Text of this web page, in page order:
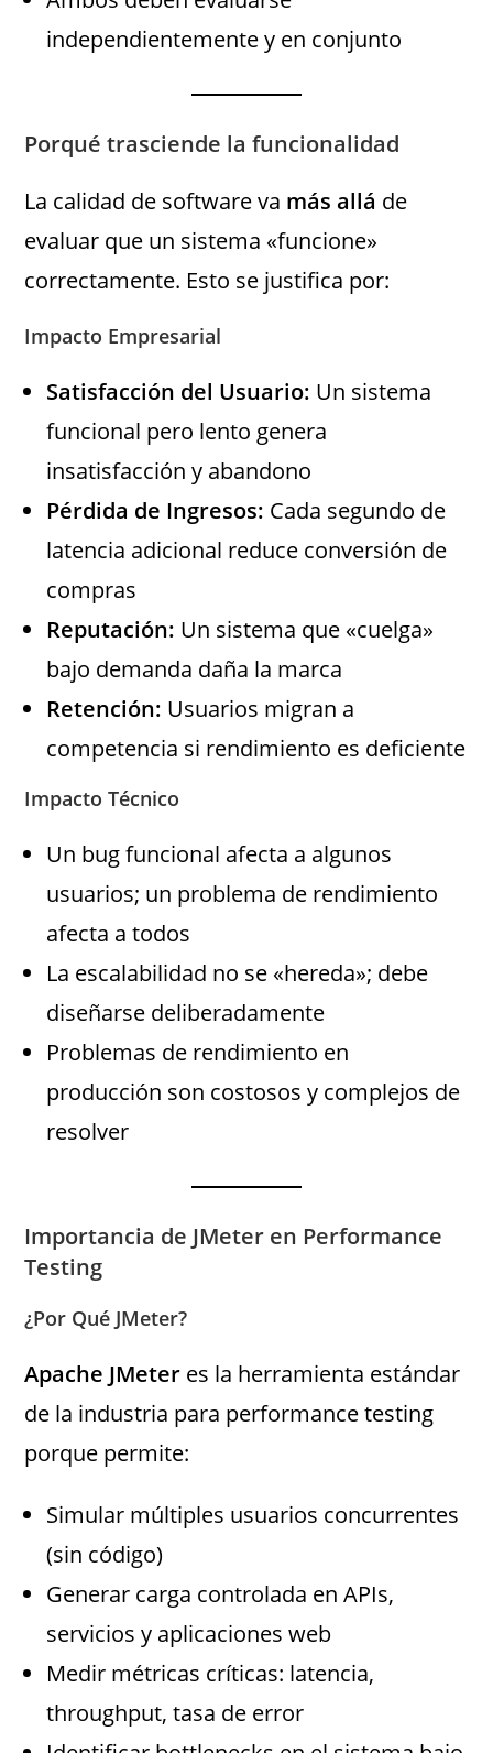
independientemente y en conjunto
Porqué trasciende la funcionalidad
La calidad de software va más allá de
evaluar que un sistema «funcione»
correctamente. Esto se justifica por:
Impacto Empresarial
Satisfacción del Usuario: Un sistema
funcional pero lento genera
insatisfacción y abandono
Pérdida de Ingresos: Cada segundo de
latencia adicional reduce conversión de
compras
Reputación: Un sistema que «cuelga»
bajo demanda daña la marca
Retención: Usuarios migran a
competencia si rendimiento es deficiente
Impacto Técnico
Un bug funcional afecta a algunos
usuarios; un problema de rendimiento
afecta a todos
La escalabilidad no se «hereda»; debe
diseñarse deliberadamente
Problemas de rendimiento en
producción son costosos y complejos de
resolver
Importancia de JMeter en Performance
Testing
¿Por Qué JMeter?
Apache JMeter es la herramienta estándar
de la industria para performance testing
porque permite:
Simular múltiples usuarios concurrentes
(sin código)
Generar carga controlada en APIs,
servicios y aplicaciones web
Medir métricas críticas: latencia,
throughput, tasa de error